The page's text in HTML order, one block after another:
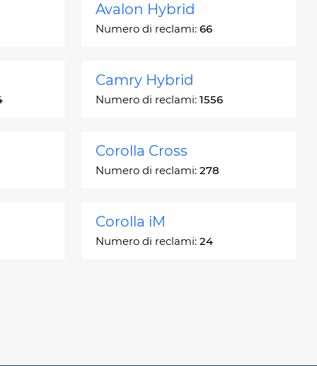
Avalon Hybrid
Numero di reclami: 66
Camry Hybrid
Numero di reclami: 1556
Corolla Cross
Numero di reclami: 278
Corolla iM
Numero di reclami: 24